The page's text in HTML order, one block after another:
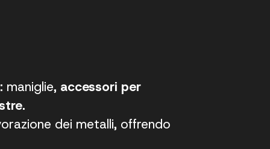
: maniglie, accessori per
dei metalli, offrendo